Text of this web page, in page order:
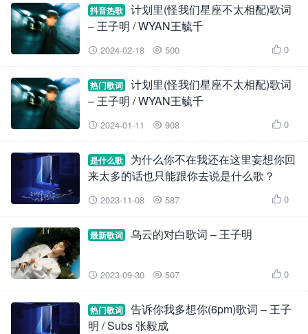
抖音热歌
计划里(怪我们星座不太相配)歌词
– 王子明 / WYAN王毓千
 2024-02-18  500  0
热门歌词
计划里(怪我们星座不太相配)歌词
– 王子明 / WYAN王毓千
 2024-01-11  908  0
是什么歌
为什么你不在我还在这里妄想你回
来太多的话也只能跟你去说是什么歌？
 2023-11-08  587  0
最新歌词 乌云的对白歌词 – 王子明
 2023-09-30  507  0
热门歌词
告诉你我多想你(6pm)歌词 – 王子
明 / Subs 张毅成